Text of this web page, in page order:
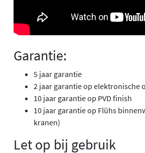
Garantie:
5 jaar garantie
2 jaar garantie op elektronische
10 jaar garantie op PVD finish
10 jaar garantie op Flühs
kranen)
Let op bij gebruik